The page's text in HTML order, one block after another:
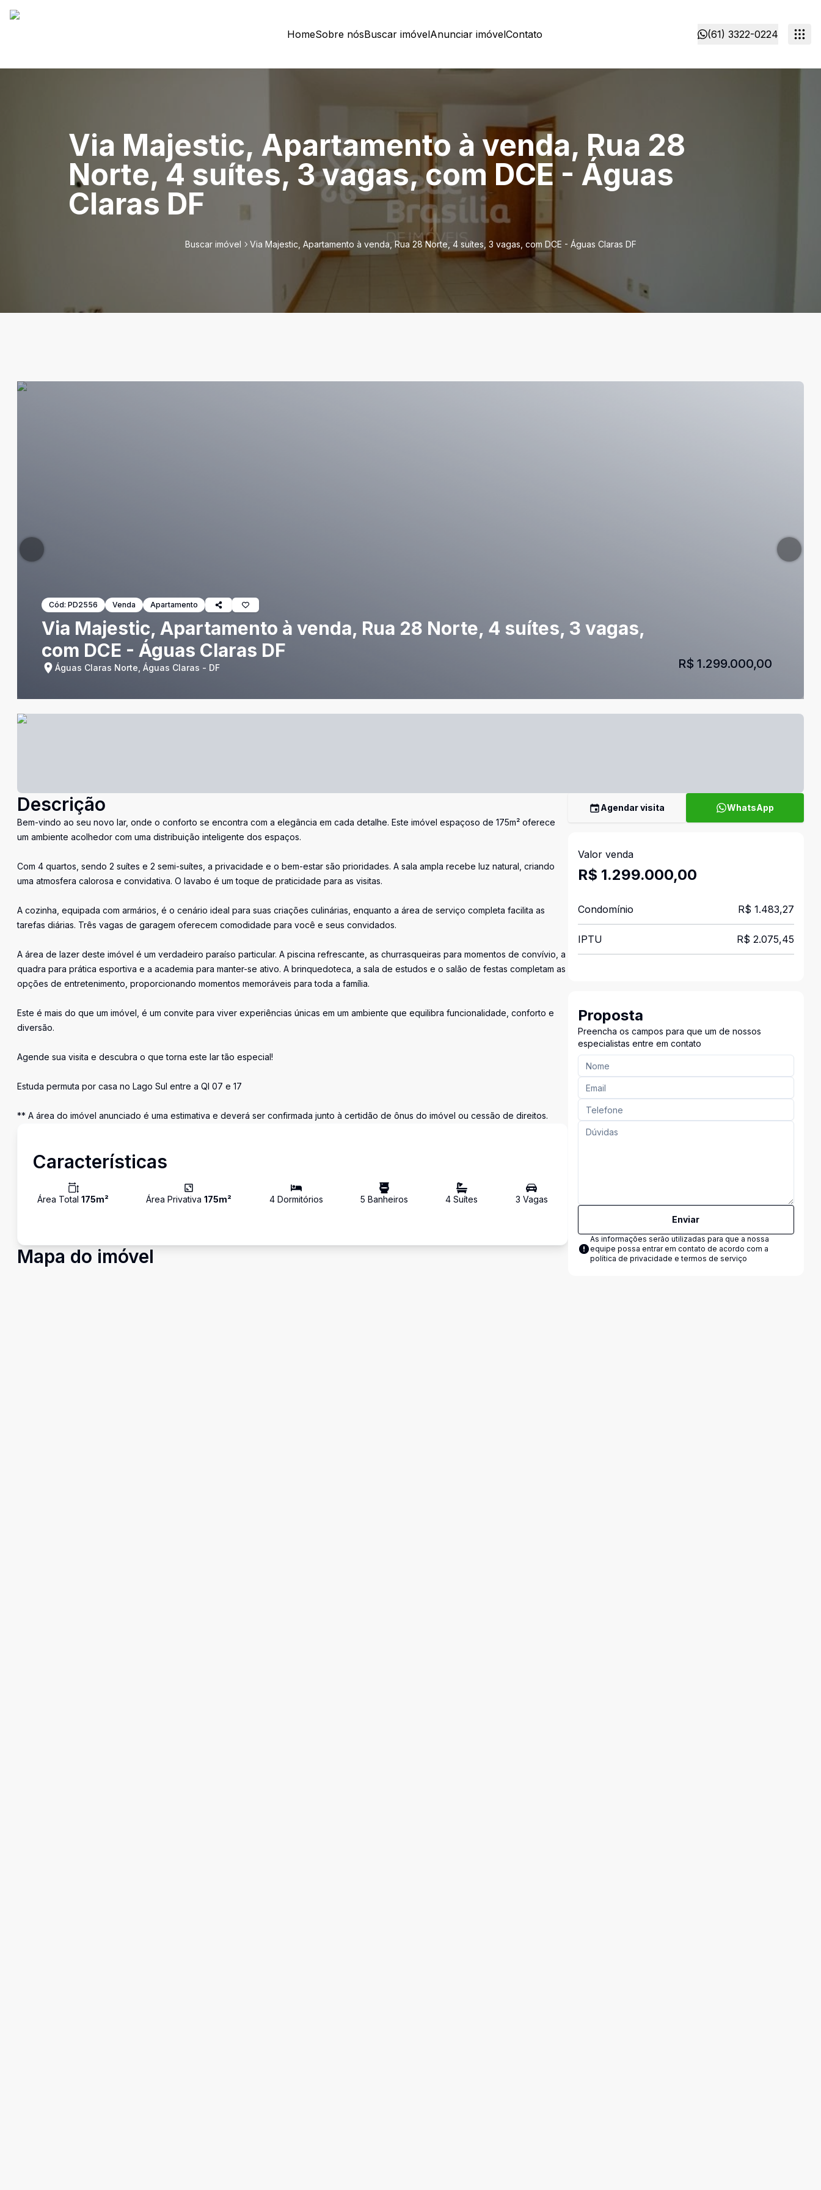
HomeSobre nósBuscar imóvelAnunciar imóvelContato (61) 3322-0224
Via Majestic, Apartamento à venda, Rua 28
Norte, 4 suítes, 3 vagas, com DCE - Águas
Claras DF
Buscar imóvel Via Majestic, Apartamento à venda, Rua 28 Norte, 4 suítes, 3 vagas, com DCE - Águas Claras DF
Cód: PD2556 Venda Apartamento
Via Majestic, Apartamento à venda, Rua 28 Norte, 4 suítes, 3 vagas,
com DCE - Águas Claras DF
Águas Claras Norte, Águas Claras - DF R$ 1.299.000,00
Descrição
Bem-vindo ao seu novo lar, onde o conforto se encontra com a elegância em cada detalhe. Este imóvel espaçoso de 175m² oferece
um ambiente acolhedor com uma distribuição inteligente dos espaços.
Com 4 quartos, sendo 2 suítes e 2 semi-suítes, a privacidade e o bem-estar são prioridades. A sala ampla recebe luz natural, criando
uma atmosfera calorosa e convidativa. O lavabo é um toque de praticidade para as visitas.
A cozinha, equipada com armários, é o cenário ideal para suas criações culinárias, enquanto a área de serviço completa facilita as
tarefas diárias. Três vagas de garagem oferecem comodidade para você e seus convidados.
A área de lazer deste imóvel é um verdadeiro paraíso particular. A piscina refrescante, as churrasqueiras para momentos de convívio, a
quadra para prática esportiva e a academia para manter-se ativo. A brinquedoteca, a sala de estudos e o salão de festas completam as
opções de entretenimento, proporcionando momentos memoráveis para toda a família.
Este é mais do que um imóvel, é um convite para viver experiências únicas em um ambiente que equilibra funcionalidade, conforto e
diversão.
Agende sua visita e descubra o que torna este lar tão especial!
Estuda permuta por casa no Lago Sul entre a QI 07 e 17
** A área do imóvel anunciado é uma estimativa e deverá ser confirmada junto à certidão de ônus do imóvel ou cessão de direitos.
Características
Área Total 175m² Área Privativa175m² 4Dormitórios 5 Banheiros 4 Suítes 3 Vagas
Mapa do imóvel
Agendar visita WhatsApp
Valor venda
R$ 1.299.000,00
Condomínio R$ 1.483,27
IPTU R$ 2.075,45
Proposta
Preencha os campos para que um de nossos
especialistas entre em contato
Enviar
As informações serão utilizadas para que a nossa
equipe possa entrar em contato de acordo com a
política de privacidade e termos de serviço